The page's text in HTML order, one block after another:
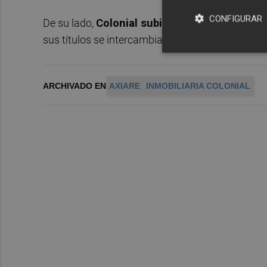
De su lado, Colonial subió un 2,103% al
sus títulos se intercambiaban a 7,864 euros por
ARCHIVADO EN AXIARE INMOBILIARIA COLONIAL
CONFIGURAR